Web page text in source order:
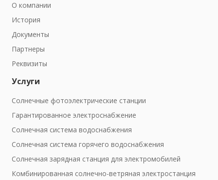
О компании
История
Документы
Партнеры
Реквизиты
Услуги
Солнечные фотоэлектрические станции
Гарантированное электроснабжение
Солнечная система водоснабжения
Солнечная система горячего водоснабжения
Солнечная зарядная станция для электромобилей
Комбинированная солнечно-ветряная электростанция